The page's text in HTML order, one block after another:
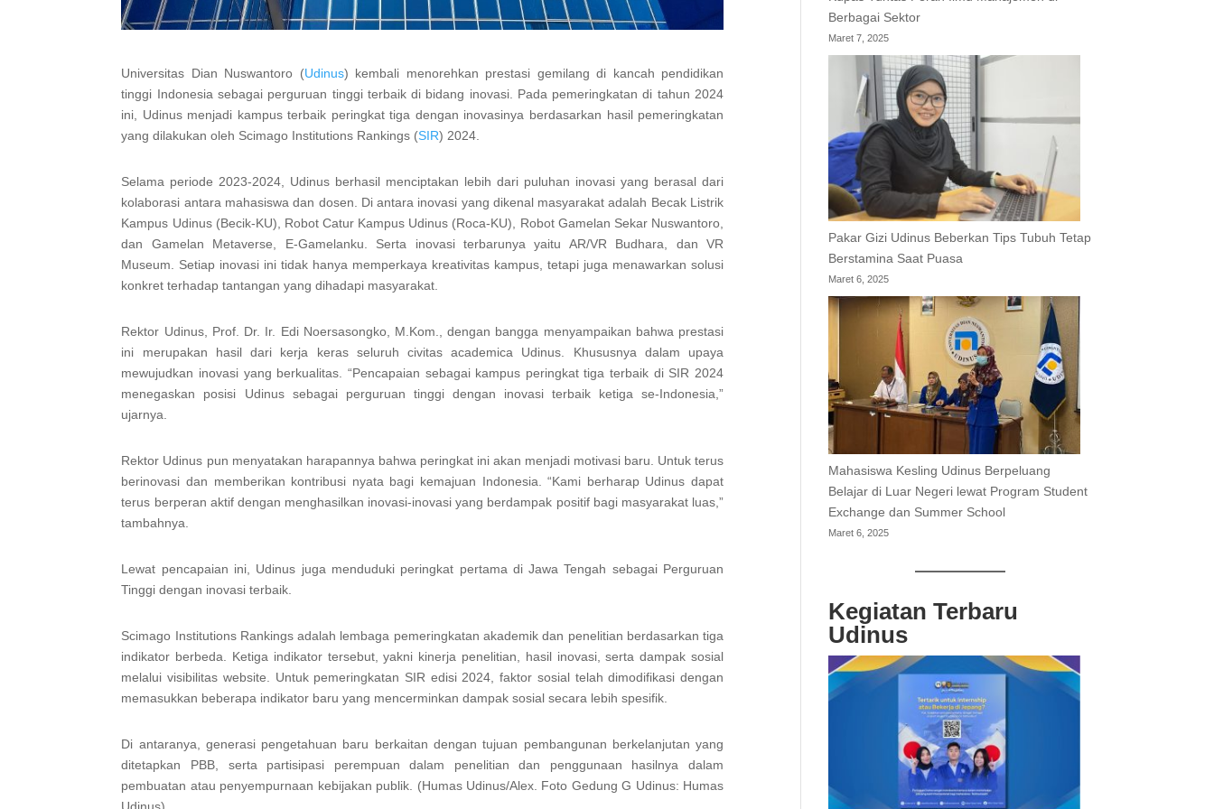
Universitas Dian Nuswantoro (Udinus) kembali menorehkan prestasi gemilang di kancah pendidikan
tinggi Indonesia sebagai perguruan tinggi terbaik di bidang inovasi. Pada pemeringkatan di tahun 2024
ini, Udinus menjadi kampus terbaik peringkat tiga dengan inovasinya berdasarkan hasil pemeringkatan
yang dilakukan oleh Scimago Institutions Rankings (SIR) 2024.
Selama periode 2023-2024, Udinus berhasil menciptakan lebih dari puluhan inovasi yang berasal dari
kolaborasi antara mahasiswa dan dosen. Di antara inovasi yang dikenal masyarakat adalah Becak Listrik
Kampus Udinus (Becik-KU), Robot Catur Kampus Udinus (Roca-KU), Robot Gamelan Sekar Nuswantoro,
dan Gamelan Metaverse, E-Gamelanku. Serta inovasi terbarunya yaitu AR/VR Budhara, dan VR
Museum. Setiap inovasi ini tidak hanya memperkaya kreativitas kampus, tetapi juga menawarkan solusi
konkret terhadap tantangan yang dihadapi masyarakat.
Rektor Udinus, Prof. Dr. Ir. Edi Noersasongko, M.Kom., dengan bangga menyampaikan bahwa prestasi
ini merupakan hasil dari kerja keras seluruh civitas academica Udinus. Khususnya dalam upaya
mewujudkan inovasi yang berkualitas. “Pencapaian sebagai kampus peringkat tiga terbaik di SIR 2024
menegaskan posisi Udinus sebagai perguruan tinggi dengan inovasi terbaik ketiga se-Indonesia,”
ujarnya.
Rektor Udinus pun menyatakan harapannya bahwa peringkat ini akan menjadi motivasi baru. Untuk terus
berinovasi dan memberikan kontribusi nyata bagi kemajuan Indonesia. “Kami berharap Udinus dapat
terus berperan aktif dengan menghasilkan inovasi-inovasi yang berdampak positif bagi masyarakat luas,”
tambahnya.
Lewat pencapaian ini, Udinus juga menduduki peringkat pertama di Jawa Tengah sebagai Perguruan
Tinggi dengan inovasi terbaik.
Scimago Institutions Rankings adalah lembaga pemeringkatan akademik dan penelitian berdasarkan tiga
indikator berbeda. Ketiga indikator tersebut, yakni kinerja penelitian, hasil inovasi, serta dampak sosial
melalui visibilitas website. Untuk pemeringkatan SIR edisi 2024, faktor sosial telah dimodifikasi dengan
memasukkan beberapa indikator baru yang mencerminkan dampak sosial secara lebih spesifik.
Di antaranya, generasi pengetahuan baru berkaitan dengan tujuan pembangunan berkelanjutan yang
ditetapkan PBB, serta partisipasi perempuan dalam penelitian dan penggunaan hasilnya dalam
pembuatan atau penyempurnaan kebijakan publik. (Humas Udinus/Alex. Foto Gedung G Udinus: Humas
Berbagai Sektor
Maret 7, 2025
Pakar Gizi Udinus Beberkan Tips Tubuh Tetap
Berstamina Saat Puasa
Maret 6, 2025
Mahasiswa Kesling Udinus Berpeluang
Belajar di Luar Negeri lewat Program Student
Exchange dan Summer School
Maret 6, 2025
Kegiatan Terbaru
Udinus